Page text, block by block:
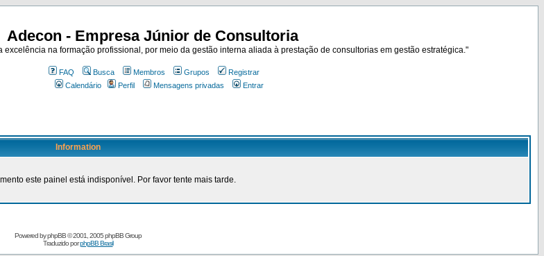
Adecon - Empresa Júnior de Consultoria
na formação profissional, por meio da gestão interna aliada à prestação de consultorias em gestão estratégica."
FAQ Busca Membros Grupos
Registrar
Calendário
Perfil Mensagens privadas Entrar
Information
este painel está indisponível. Por favor tente mais tarde.
Powered byphpBB© 2001, 2005 phpBB Group
Traduzido porphpBB Brasil